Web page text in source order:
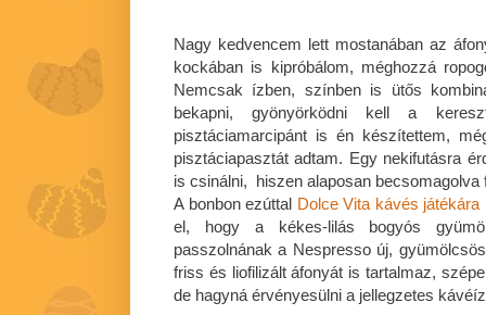
Nagy kedvencem lett mostanában az
kockában is kipróbálom, méghozzá
Nemcsak ízben, színben is ütős
bekapni, gyönyörködni kell a
pisztáciamarcipánt is én készítettem,
pisztáciapasztát adtam. Egy nekifutásra
is csinálni, hiszen alaposan becsomagolva
A bonbon ezúttal Dolce Vita kávés játékára
el, hogy a kékes-lilás bogyós
passzolnának a Nespresso új,
friss és liofilizált áfonyát is tartalmaz,
de hagyná érvényesülni a jellegzetes